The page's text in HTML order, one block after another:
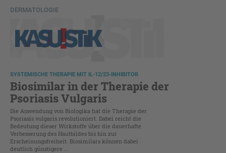
DERMATOLOGIE
SYSTEMISCHE THERAPIE MIT IL-12/23-INHIBITOR
Biosimilar in der Therapie der
Psoriasis Vulgaris
Die Anwendung von Biologika hat die Therapie der
Psoriasis vulgaris revolutioniert. Dabei reicht die
Bedeutung dieser Wirkstoffe über die dauerhafte
Verbesserung des Hautbildes bis hin zur
Erscheinungsfreiheit. Biosimilars können dabei
deutlich günstigere ...